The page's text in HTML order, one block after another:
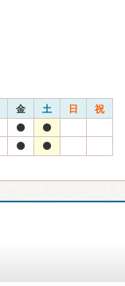
金 土 日 祝